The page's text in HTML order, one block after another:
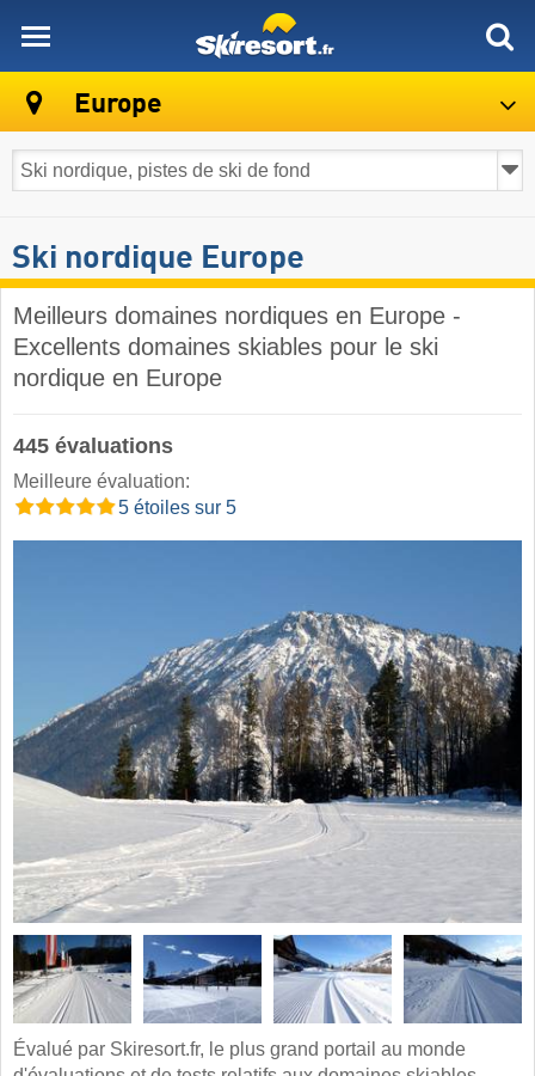
Europe
Ski nordique Europe
Meilleurs domaines nordiques en Europe -
Excellents domaines skiables pour le ski
nordique en Europe
445 évaluations
Meilleure évaluation:
5 étoiles sur 5
Évalué par Skiresort.fr, le plus grand portail au monde